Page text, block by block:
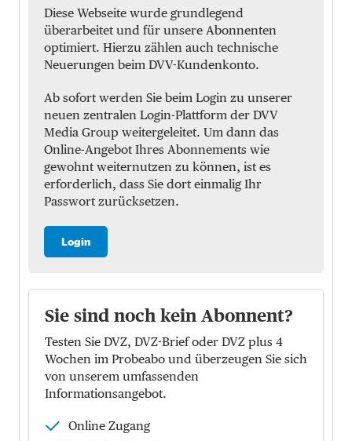
Diese Webseite wurde grundlegend
überarbeitet und für unsere Abonnenten
optimiert. Hierzu zählen auch technische
Neuerungen beim DVV-Kundenkonto.
Ab sofort werden Sie beim Login zu unserer
neuen zentralen Login-Plattform der DVV
Media Group weitergeleitet. Um dann das
Online-Angebot Ihres Abonnements wie
gewohnt weiternutzen zu können, ist es
erforderlich, dass Sie dort einmalig Ihr
Passwort zurücksetzen.
Login
Sie sind noch kein Abonnent?
Testen Sie DVZ, DVZ-Brief oder DVZ plus 4
Wochen im Probeabo und überzeugen Sie sich
von unserem umfassenden
Informationsangebot.
Online Zugang